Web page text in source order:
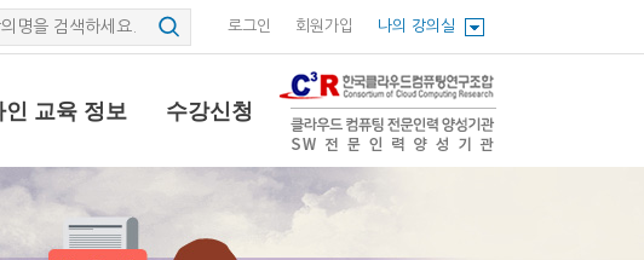
로그인 회원가입 나의 강의실
인 교육 정보 수강신청